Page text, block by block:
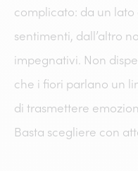
complicato: da un
sentimenti, dall’altro
impegnativi. Non
che i fiori parlano un
di trasmettere
Basta scegliere con